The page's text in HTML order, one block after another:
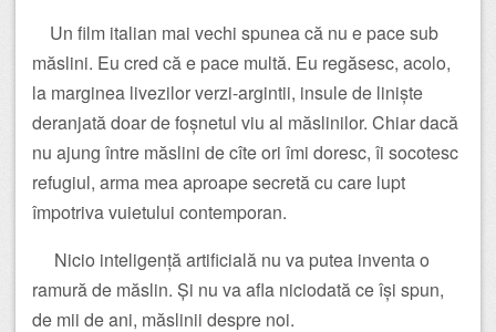
Un film italian mai vechi spunea că nu e pace sub
măslini. Eu cred că e pace multă. Eu regăsesc, acolo,
la marginea livezilor verzi-argintii, insule de liniște
deranjată doar de foșnetul viu al măslinilor. Chiar dacă
nu ajung între măslini de cîte ori îmi doresc, îi socotesc
refugiul, arma mea aproape secretă cu care lupt
împotriva vuietului contemporan.
Nicio inteligență artificială nu va putea inventa o
ramură de măslin. Și nu va afla niciodată ce își spun,
de mii de ani, măslinii despre noi.